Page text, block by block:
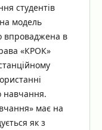
студентів
модель
впроваджена в
«КРОК»
навчання.
має на
як з